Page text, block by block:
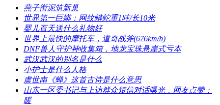
​燕子衔泥筑新巢
​世界第一巨蟒：网纹蟒蛇重1吨/长10米
​婴儿百天送什么礼物好
​世界上最快的摩托车，道奇战斧(676km/h)
​DNF兽人守护神收集箱，地龙宝珠悬崖式亏本
​武汉武汉的别名是什么
​小护士是什么人格
​虞世南《蝉》这首古诗是什么意思
​山东一区委书记与上访群众短信对话曝光，网友点赞：
暖